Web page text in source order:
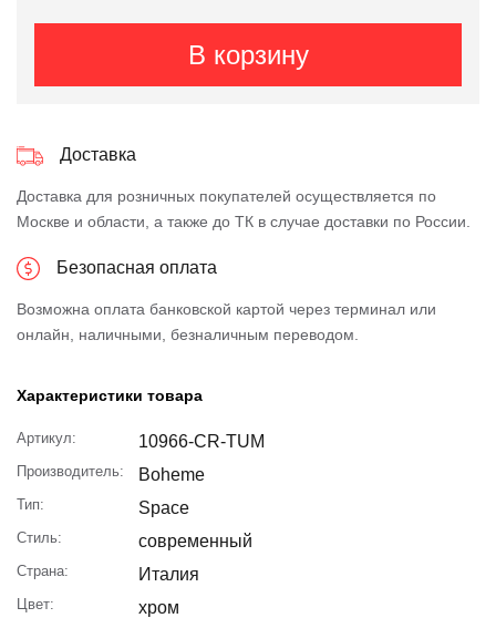
В корзину
Доставка
Доставка для розничных покупателей осуществляется по
Москве и области, а также до ТК в случае доставки по России.
Безопасная оплата
Возможна оплата банковской картой через терминал или
онлайн, наличными, безналичным переводом.
Характеристики товара
Артикул: 10966-CR-TUM
Производитель: Boheme
Тип: Space
Стиль: современный
Страна: Италия
Цвет: хром